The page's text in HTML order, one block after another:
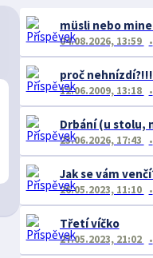
04.08.2026, 13:59
proč
12.06.2009, 13:18
Drbání (u stolu,
23.06.2026, 17:43
Jak se vám
26.05.2023, 11:10
Třetí víčko
27.05.2023, 21:02